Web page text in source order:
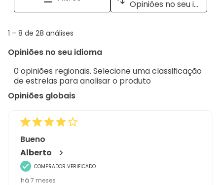
with
Opiniões no seu idioma
1
8
28
análises
1 – 8 de 28 análises
Opiniões no seu idioma
0 opiniões regionais. Selecione uma classificação
de estrelas para analisar o produto
Opiniões globais
Bueno
Alberto
COMPRADOR VERIFICADO
há 7 meses